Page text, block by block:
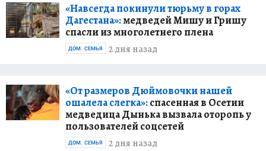
«Навсегда покинули тюрьму в горах
Дагестана»:медведей Мишу и Гришу
спасли из многолетнего плена
2 дня назад
ДОМ. СЕМЬЯ
«От размеров Дюймовочки нашей
ошалела слегка»:спасенная в Осетии
медведица Дынька вызвала оторопь у
пользователей соцсетей
2 дня назад
ДОМ. СЕМЬЯ